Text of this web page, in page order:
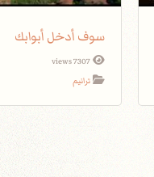
سوف أدخل أبوابك
ترانيم